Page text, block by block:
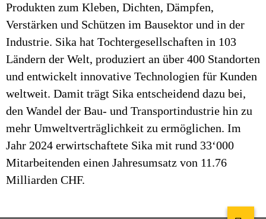
Produkten zum Kleben, Dichten, Dämpfen,
Verstärken und Schützen im Bausektor und in der
Industrie. Sika hat Tochtergesellschaften in 103
Ländern der Welt, produziert an über 400 Standorten
und entwickelt innovative Technologien für Kunden
weltweit. Damit trägt Sika entscheidend dazu bei,
den Wandel der Bau- und Transportindustrie hin zu
mehr Umweltverträglichkeit zu ermöglichen. Im
Jahr 2024 erwirtschaftete Sika mit rund 33‘000
Mitarbeitenden einen Jahresumsatz von 11.76
Milliarden CHF.